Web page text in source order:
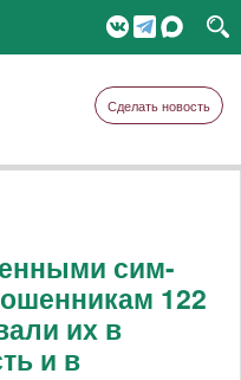
Сделать новость
сим-
122
их в
и в